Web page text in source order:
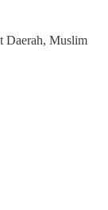
Daerah, Muslim